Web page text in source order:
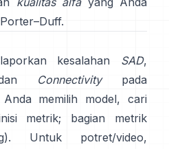
Porter–Duff.
kesalahan SAD,
Connectivitypada
memilih model, cari
metrik;
bagian metrik
). Untuk potret/video,